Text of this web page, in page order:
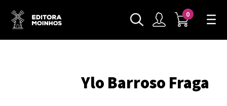
0
Ylo Barroso Fraga